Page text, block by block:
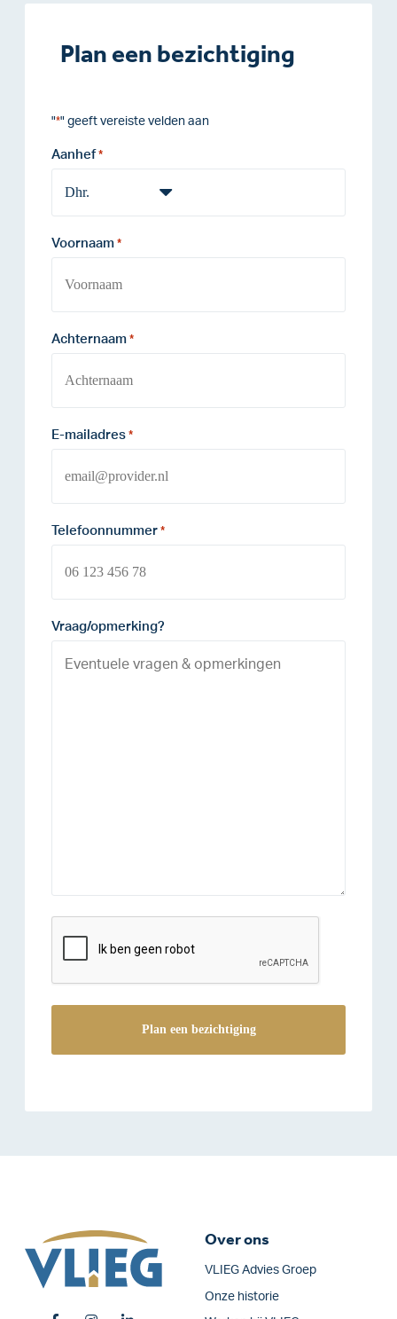
Plan een bezichtiging
"*" geeft vereiste velden aan
Aanhef *
Voornaam *
Achternaam *
E-mailadres *
Telefoonnummer *
Vraag/opmerking?
Over ons
VLIEG Advies Groep
Onze historie